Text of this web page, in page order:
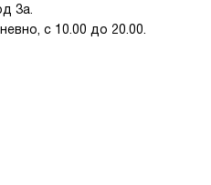
3а.
с 10.00 до 20.00.